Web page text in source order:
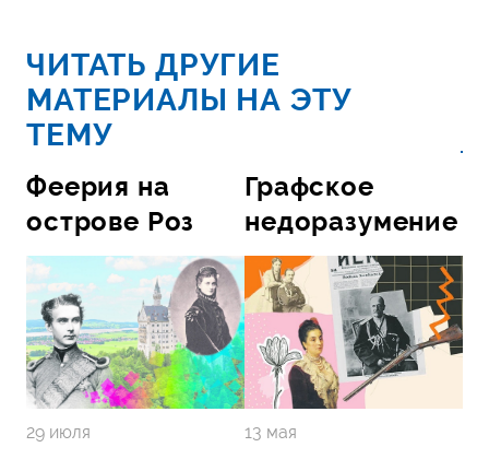
ЧИТАТЬ ДРУГИЕ
МАТЕРИАЛЫ НА ЭТУ
ТЕМУ
Феерия на
острове Роз
29 июля
Графское
недоразумение
13 мая